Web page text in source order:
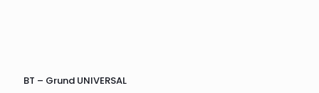
BT – Grund UNIVERSAL